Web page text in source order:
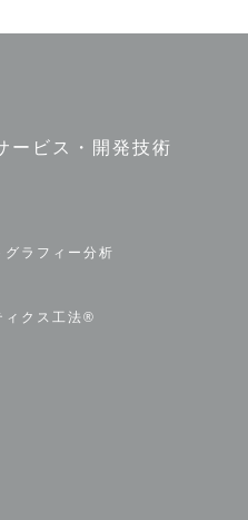
ービス・開発技術
グラフィー分析
ィクス工法®